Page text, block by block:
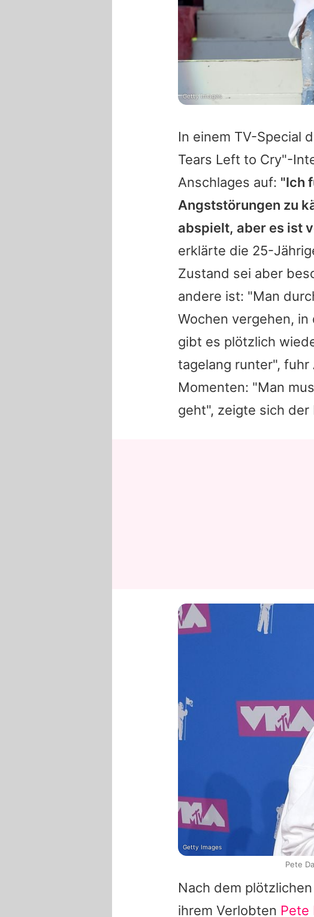
In einem TV-Special
Tears Left to Cry"-
Anschlages auf: "Ich
Angststörungen zu
abspielt, aber es ist
erklärte die 25-
Zustand sei aber
andere ist: "Man
Wochen vergehen,
gibt es plötzlich
tagelang runter",
Momenten: "Man
geht", zeigte sich der
Nach dem
ihrem Verlobten Pete
Getty Images
Getty Images
Pete